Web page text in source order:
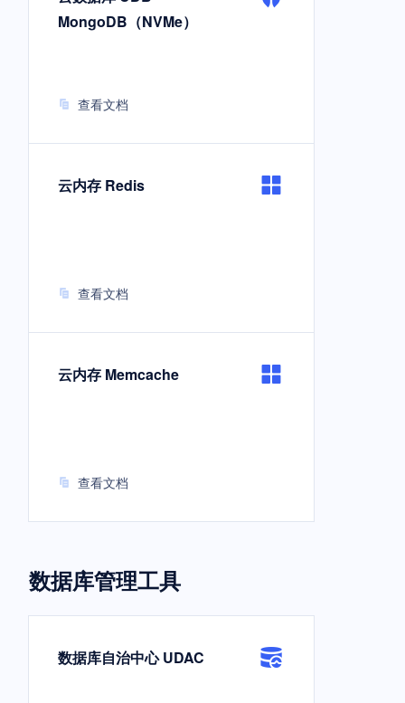
MongoDB（NVMe）
查看文档
云内存 Redis
查看文档
云内存 Memcache
查看文档
数据库管理工具
数据库自治中心 UDAC